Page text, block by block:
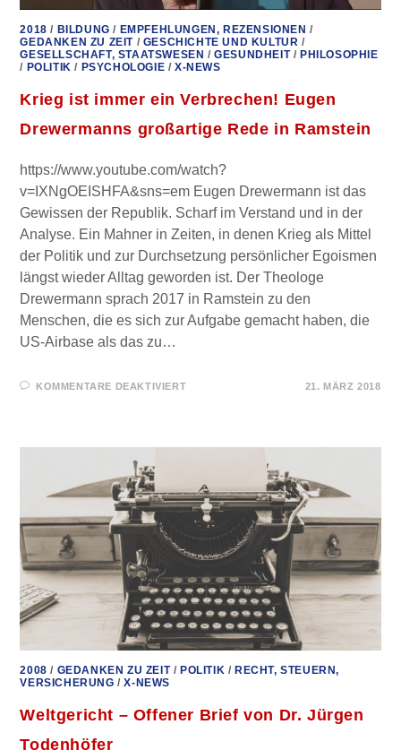
2018 / BILDUNG / EMPFEHLUNGEN, REZENSIONEN /
GEDANKEN ZU ZEIT / GESCHICHTE UND KULTUR /
GESELLSCHAFT, STAATSWESEN /GESUNDHEIT/PHILOSOPHIE
/ POLITIK / PSYCHOLOGIE /X-NEWS
Krieg ist immer ein Verbrechen! Eugen
Drewermanns großartige Rede in Ramstein
https://www.youtube.com/watch?
v=IXNgOEISHFA&sns=em Eugen Drewermann ist das
Gewissen der Republik. Scharf im Verstand und in der
Analyse. Ein Mahner in Zeiten, in denen Krieg als Mittel
der Politik und zur Durchsetzung persönlicher Egoismen
längst wieder Alltag geworden ist. Der Theologe
Drewermann sprach 2017 in Ramstein zu den
Menschen, die es sich zur Aufgabe gemacht haben, die
US-Airbase als das zu…
KOMMENTARE DEAKTIVIERTFÜR
DREWERMANNS
GROSSARTIGE R
EDE I
N R
AMSTEIN
21. MÄRZ 2018
2008 / GEDANKEN ZU ZEIT/POLITIK /RECHT, STEUERN,
VERSICHERUNG /X-NEWS
Weltgericht – Offener Brief von Dr. Jürgen
Todenhöfer